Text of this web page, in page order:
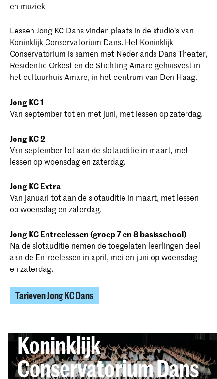
en muziek.
Lessen Jong KC Dans vinden plaats in de studio’s van
Koninklijk Conservatorium Dans. Het Koninklijk
Conservatorium is samen met Nederlands Dans Theater,
Residentie Orkest en de Stichting Amare gehuisvest in
het cultuurhuis Amare, in het centrum van Den Haag.
Jong KC 1
Van september tot en met juni, met lessen op zaterdag.
Jong KC 2
Van september tot aan de slotauditie in maart, met
lessen op woensdag en zaterdag.
Jong KC Extra
Van januari tot aan de slotauditie in maart, met lessen
op woensdag en zaterdag.
Jong KC Entreelessen (groep 7 en 8 basisschool)
Na de slotauditie nemen de toegelaten leerlingen deel
aan de Entreelessen in april, mei en juni op woensdag
en zaterdag.
Tarieven Jong KC Dans
Koninklijk
Conservatorium Dans